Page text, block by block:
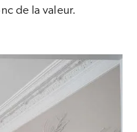
de la valeur.